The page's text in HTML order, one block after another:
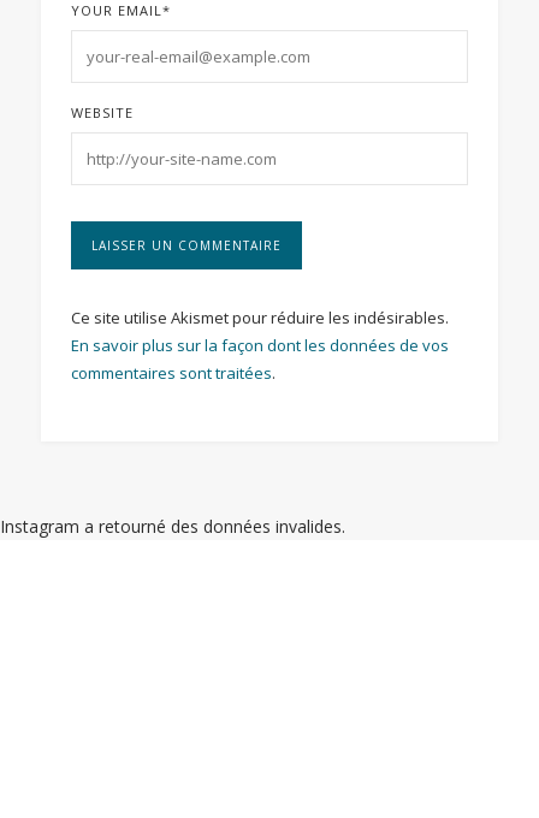
YOUR EMAIL*
WEBSITE
Ce site utilise Akismet pour réduire les indésirables.
En savoir plus sur la façon dont les données de vos
commentaires sont traitées.
Instagram a retourné des données invalides.